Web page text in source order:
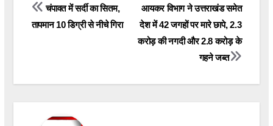
Post
navigation
आयकर विभाग ने उत्तराखंड समेत
देश में 42 जगहों पर मारे छापे, 2.3
करोड़ की नगदी और 2.8 करोड़ के
गहने जब्त
चंपावत में सर्दी का सितम,
तापमान 10 डिग्री से नीचे गिरा